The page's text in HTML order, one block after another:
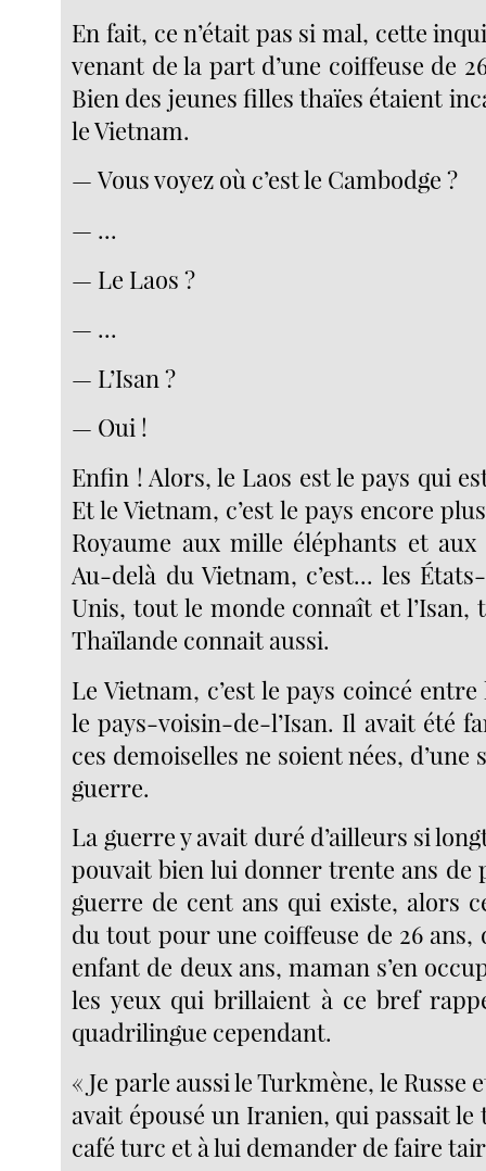
En fait, ce n’était pas si mal, cette
venant de la part d’une coiffeuse de
Bien des jeunes filles thaïes étaient
le Vietnam.
— Vous voyez où c’est le Cambodge ?
— ...
— Le Laos ?
— ...
— L’Isan ?
— Oui !
Enfin ! Alors, le Laos est le pays qui
Et le Vietnam, c’est le pays encore
Royaume aux mille éléphants et aux
Au-delà du Vietnam, c’est... les
Unis, tout le monde connaît et l’Isan,
Thaïlande connait aussi.
Le Vietnam, c’est le pays coincé
le pays-voisin-de-l’Isan. Il avait été
ces demoiselles ne soient nées, d’une
guerre.
La guerre y avait duré d’ailleurs si
pouvait bien lui donner trente ans de
guerre de cent ans qui existe, alors
du tout pour une coiffeuse de 26 ans,
enfant de deux ans, maman s’en
les yeux qui brillaient à ce bref
quadrilingue cependant.
« Je parle aussi le Turkmène, le Russe
avait épousé un Iranien, qui passait
café turc et à lui demander de faire